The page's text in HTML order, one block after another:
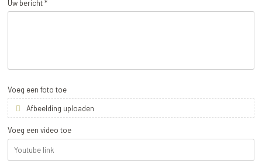
Uw bericht *
Voeg een foto toe
Afbeelding uploaden
Voeg een video toe